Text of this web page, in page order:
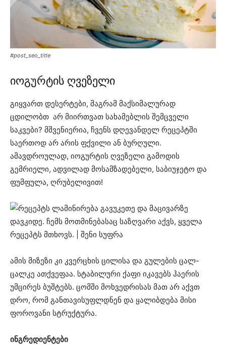
#post_seo_title
იოგურტის ღვეზელი
გიყვართ დესერტები, მაგრამ მაქსიმალურად
ცდილობთ არ მიირთვათ სახამებლის შემცველი
საკვები? მშვენიერია, ჩვენს დღევანდელ რეცეპტში
საერთოდ არ არის ფქვილი ან ბურღული.
ამავდროულად, იოგურტის ღვეზელი გამოდის
გემრიელი, ადვილად მოსამზადებელი, საბიუჯეტო და
ფუმფულა, ღრუბელივით!
ამის მიზეზი კი კვერცხის ცილისა და გულების ცალ-
ცალკე ათქვეფაა. სტაბილური ქაფი იკავებს ჰაერის
უმცირეს ბუშტებს. ცომში მოხვედრისას მათ არ აქვთ
დრო, რომ განთავისუფლდნენ და ყალიბდება მისი
ფოროვანი სტრუქტურა.
ინგრედიენტები